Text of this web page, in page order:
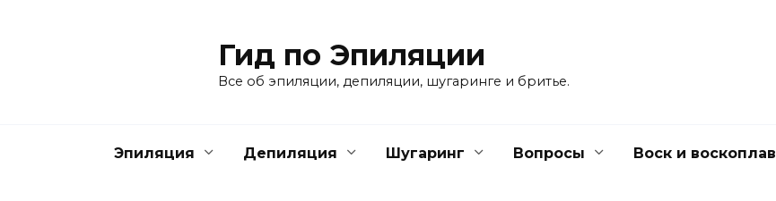
Гид по Эпиляции
Все об эпиляции, депиляции, шугаринге и бритье.
Эпиляция Депиляция Шугаринг Вопросы Воск и воскоплав